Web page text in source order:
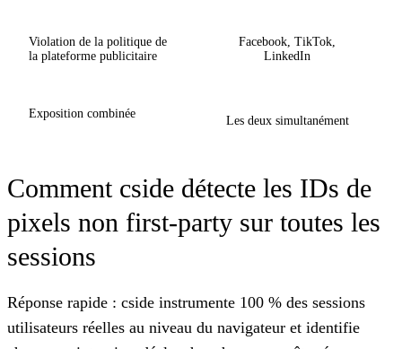
Violation de la politique de
la plateforme publicitaire
Facebook, TikTok,
LinkedIn
Exposition combinée
Les deux simultanément
Comment cside détecte les IDs de
pixels non first-party sur toutes les
sessions
Réponse rapide : cside instrumente 100 % des sessions
utilisateurs réelles au niveau du navigateur et identifie